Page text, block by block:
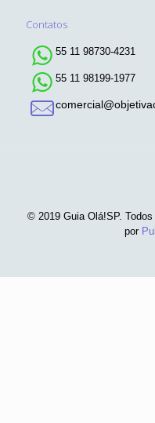
Contatos
55 11 98730-4231
55 11 98199-1977
© 2019 Guia Olá!SP.
por